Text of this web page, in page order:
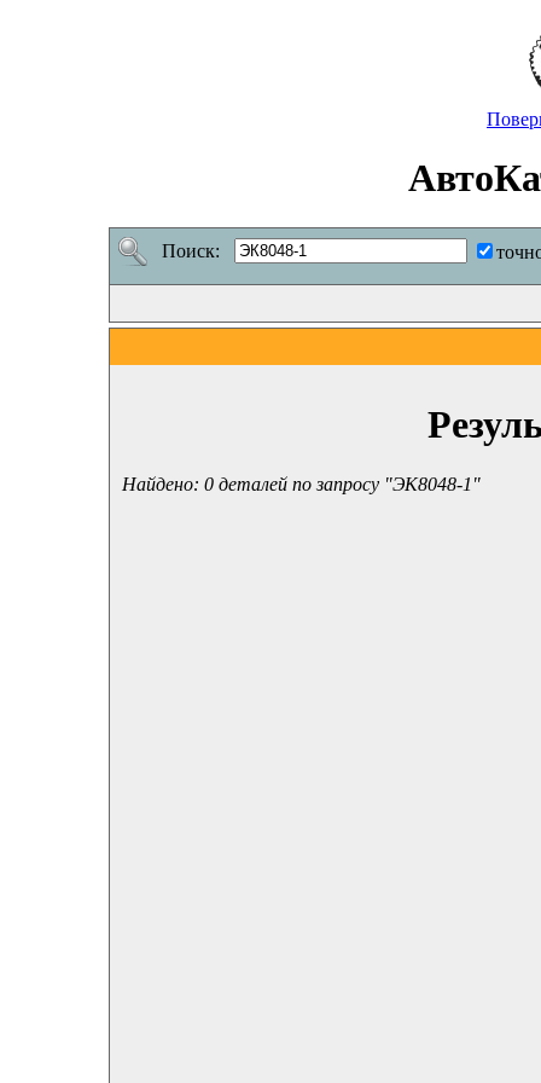
Поиск:
Найдено: 0 деталей по запросу "ЭК8048-1"